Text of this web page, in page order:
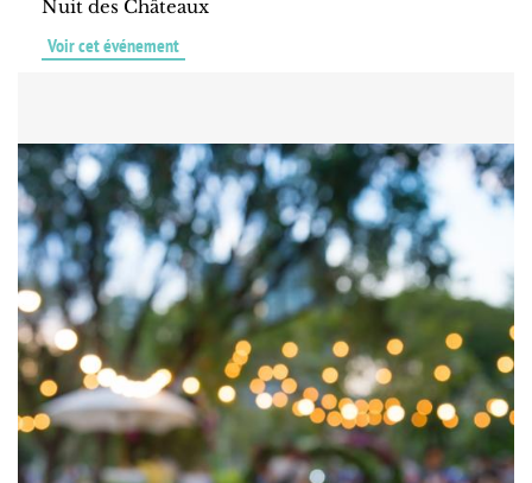
Nuit des Châteaux
Voir cet événement